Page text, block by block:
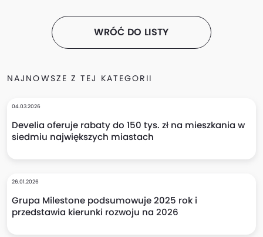
WRÓĆ DO LISTY
NAJNOWSZE Z TEJ KATEGORII
04.03.2026
Develia oferuje rabaty do 150 tys. zł na mieszkania w
siedmiu największych miastach
26.01.2026
Grupa Milestone podsumowuje 2025 rok i
przedstawia kierunki rozwoju na 2026